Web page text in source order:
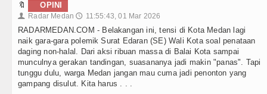
🔖 OPINI
👤 Radar Medan 🕔 11:55:43, 01 Mar 2026
RADARMEDAN.COM - Belakangan ini, tensi di Kota Medan lagi
naik gara-gara polemik Surat Edaran (SE) Wali Kota soal penataan
daging non-halal. Dari aksi ribuan massa di Balai Kota sampai
munculnya gerakan tandingan, suasananya jadi makin "panas". Tapi
tunggu dulu, warga Medan jangan mau cuma jadi penonton yang
gampang disulut. Kita harus . . .